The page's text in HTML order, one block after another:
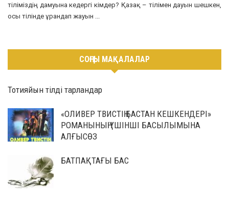
тіліміздің дамуына кедергі кімдер? Қазақ – тілімен дауын шешкен,
осы тілінде ұрандап жауын ...
СОҢҒЫ МАҚАЛАЛАР
Тотияйын тілді тарландар
«ОЛИВЕР ТВИСТІҢ БАСТАН КЕШКЕНДЕРІ»
РОМАНЫНЫҢ ҮШІНШІ БАСЫЛЫМЫНА
АЛҒЫСӨЗ
БАТПАҚТАҒЫ БАС